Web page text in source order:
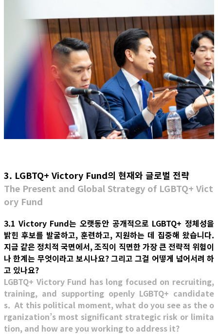
3. LGBTQ+ Victory Fund의 현재와 글로벌 전략
The Present and Global Strategy of LGBTQ+ Vict
ory Fund
3.1 Victory Fund는 오랫동안 공개적으로 LGBTQ+ 정체성을
밝힌 후보를 발굴하고, 훈련하고, 지원하는 데 집중해 왔습니다.
지금 같은 정치적 국면에서, 조직이 직면한 가장 큰 전략적 위험이
나 한계는 무엇이라고 보시나요? 그리고 그걸 어떻게 넘어서려 하
고 있나요?
LGBTQ+ Victory Fund has long focused on recruiting,
training, and supporting openly LGBTQ+ candidate
s. At this political moment, what do you see as the o
rganization’s most significant strategic risk or limita
tion, and how are you working to address it?